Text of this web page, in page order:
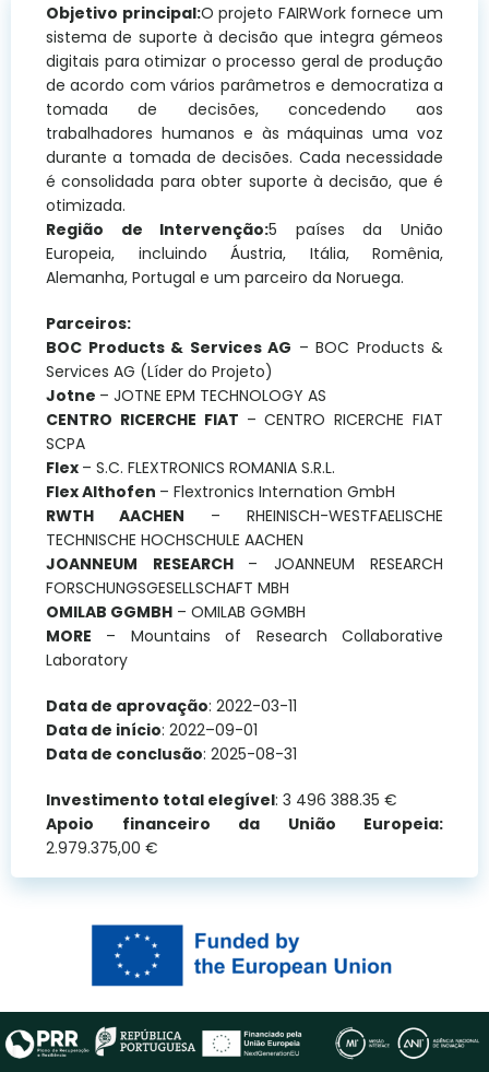
Objetivo principal:O projeto FAIRWork fornece um
sistema de suporte à decisão que integra gémeos
digitais para otimizar o processo geral de produção
de acordo com vários parâmetros e democratiza a
tomada de decisões, concedendo aos
trabalhadores humanos e às máquinas uma voz
durante a tomada de decisões. Cada necessidade
é consolidada para obter suporte à decisão, que é
otimizada.
Região de Intervenção:5 países da União
Europeia, incluindo Áustria, Itália, Romênia,
Alemanha, Portugal e um parceiro da Noruega.
Parceiros:
BOC Products & Services AG – BOC Products &
Services AG (Líder do Projeto)
Jotne – JOTNE EPM TECHNOLOGY AS
CENTRO RICERCHE FIAT – CENTRO RICERCHE FIAT
SCPA
Flex – S.C. FLEXTRONICS ROMANIA S.R.L.
Flex Althofen – Flextronics Internation GmbH
RWTH AACHEN – RHEINISCH-WESTFAELISCHE
TECHNISCHE HOCHSCHULE AACHEN
JOANNEUM RESEARCH – JOANNEUM RESEARCH
FORSCHUNGSGESELLSCHAFT MBH
OMILAB GGMBH – OMILAB GGMBH
MORE – Mountains of Research Collaborative
Laboratory
Data de aprovação: 2022-03-11
Data de início: 2022–09-01
Data de conclusão: 2025-08-31
Investimento total elegível: 3 496 388.35 €
Apoio financeiro da União Europeia:
2.979.375,00 €